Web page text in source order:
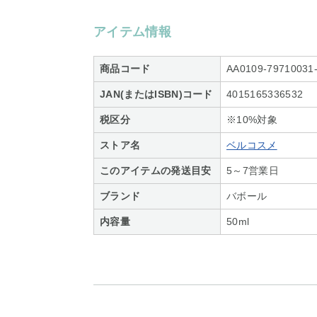
アイテム情報
商品コード AA0109-
JAN(またはISBN)コード 4015165336532
税区分 ※10%対象
ストア名 ベルコスメ
このアイテムの発送目安 5～7営業日
ブランド バボール
内容量 50ml